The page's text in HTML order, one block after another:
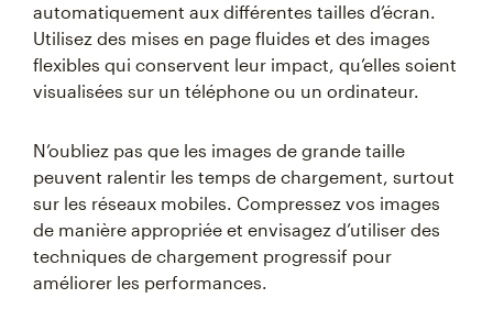
automatiquement aux différentes tailles d’écran.
Utilisez des mises en page fluides et des images
flexibles qui conservent leur impact, qu’elles soient
visualisées sur un téléphone ou un ordinateur.
N’oubliez pas que les images de grande taille
peuvent ralentir les temps de chargement, surtout
sur les réseaux mobiles. Compressez vos images
de manière appropriée et envisagez d’utiliser des
techniques de chargement progressif pour
améliorer les performances.